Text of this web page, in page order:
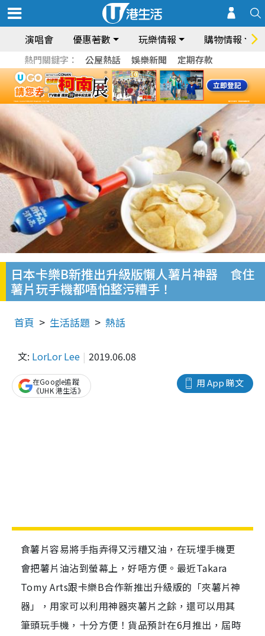
演唱會 優惠著數 玩樂情報 購物情報
熱門關鍵字： 公屋熱話 娛樂新聞 定期存款
日本卡樂B新推出升級版懶人薯片神器 食住
薯片玩手機都唔怕整污糟手！
首頁 生活話題 熱話
文: LorLor Lee 2019.06.08
用 App 睇文
在Google追蹤
《UHK 港生活》
食薯片容易將手指弄得又污糟又油，在玩埋手機更
會把薯片油沾到螢幕上，好唔方便。最近Takara
Tomy Arts跟卡樂B合作新推出升級版的「夾薯片神
器」，用家可以利用神器夾薯片之餘，還可以用其
筆頭玩手機，十分方便！貨品預計在6月推出，屆時